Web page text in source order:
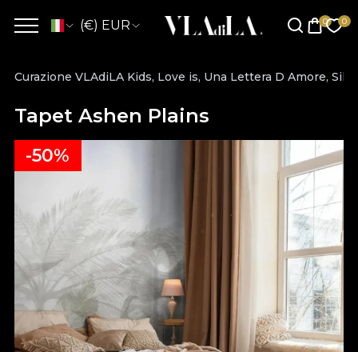
(€) EUR
Curazione VLAdiLA Kids, Love is, Una Lettera D Amore,
Tapet Ashen Plains
-50%